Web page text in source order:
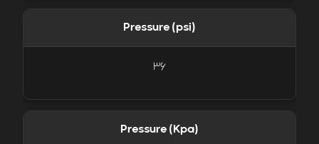
Pressure (psi)
36
Pressure (Kpa)